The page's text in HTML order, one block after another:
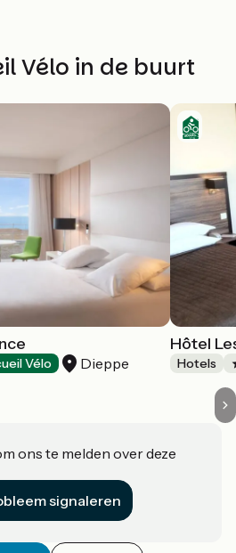
Vélo in de buurt
Vélo Dieppe
Hôtel
Hotels
ons te melden over deze
signaleren